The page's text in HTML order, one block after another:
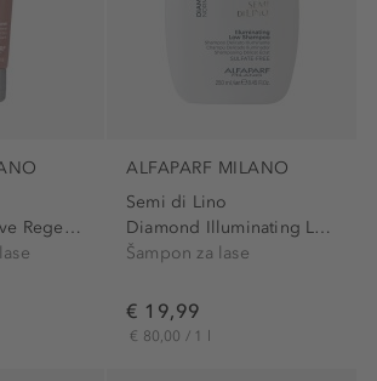
Moisture Nutritive Regenerator
ALFAPARF MILANO
Semi di Lino
Diamond Illuminating Low...
Šampon za lase
€ 19,99
€ 80,00 / 1 l